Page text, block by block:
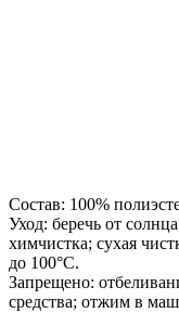
Состав: 100%
Уход: беречь от
химчистка; сухая
до 100°C.
Запрещено:
средства; отжим в